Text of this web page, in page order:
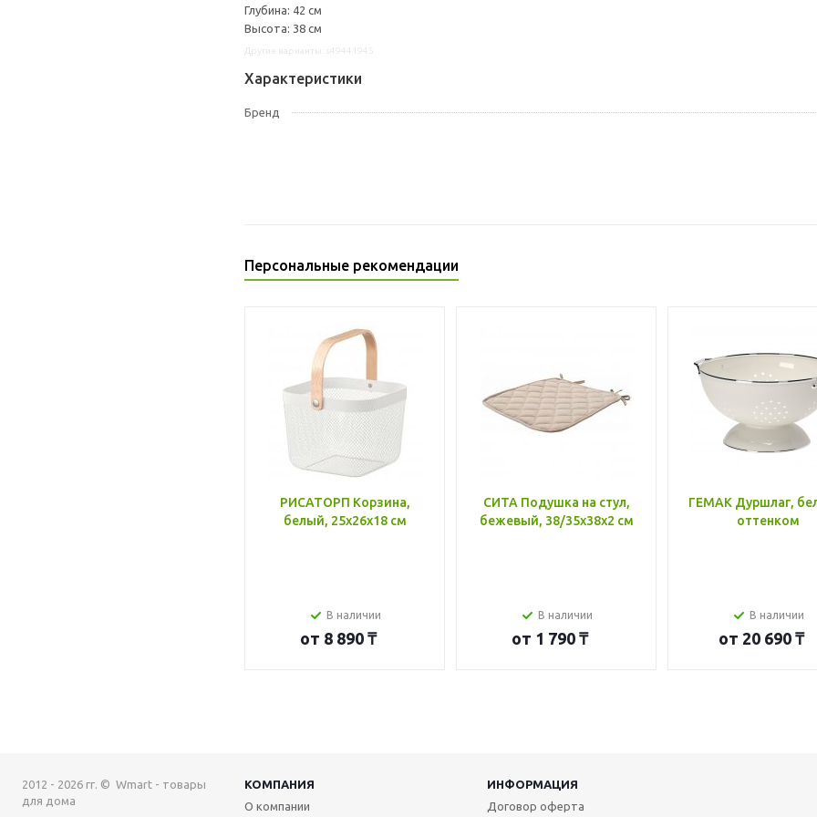
Глубина: 42 см
Высота: 38 см
Характеристики
Бренд
Персональные рекомендации
РИСАТОРП Корзина,
белый, 25x26x18 см
В наличии
от 8 890 ₸
СИТА Подушка на стул,
бежевый, 38/35x38x2 см
В наличии
от 1 790 ₸
ГЕМАК Дуршлаг,
оттенком
В наличии
от 20 690 ₸
2012 - 2026 гг. © Wmart - товары
для дома
КОМПАНИЯ
ИНФОРМАЦИЯ
О компании
Договор оферта